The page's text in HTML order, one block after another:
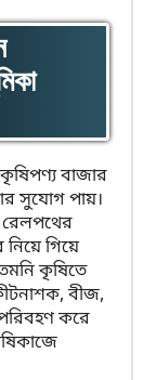
বাজার
সুযোগ পায়।
রেলপথের
গিয়ে
কৃষিতে
বীজ,
পরিবহণ করে